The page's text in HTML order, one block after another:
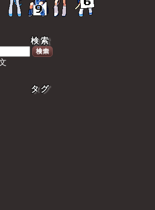
検索
検索
タグ